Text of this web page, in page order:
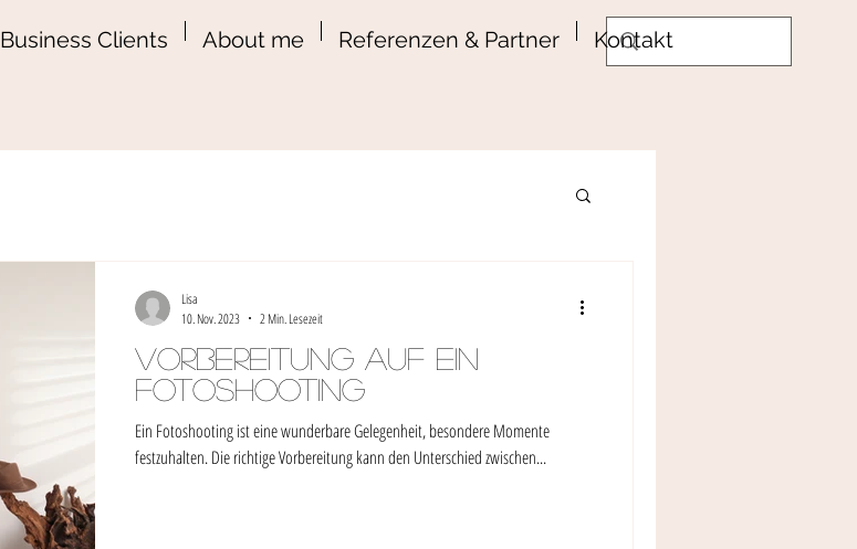
Business Clients About me Referenzen & Partner Kontakt
Vorbereitung auf ein
Fotoshooting
Ein Fotoshooting ist eine wunderbare Gelegenheit, besondere Momente
festzuhalten. Die richtige Vorbereitung kann den Unterschied zwischen...
Lisa
10. Nov. 2023
2 Min. Lesezeit